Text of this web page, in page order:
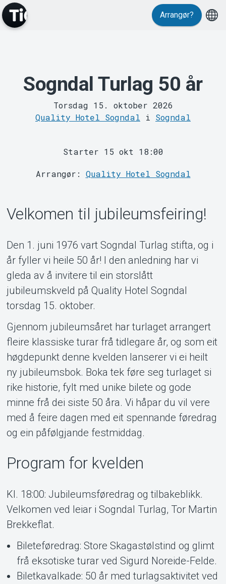
MyTickster
Support
Om Tickster
Arrangør?
Sogndal Turlag 50 år
Torsdag 15. oktober 2026
Quality Hotel Sogndal i Sogndal
Starter 15 okt 18:00
Arrangør: Quality Hotel Sogndal
Velkomen til jubileumsfeiring!
Den 1. juni 1976 vart Sogndal Turlag stifta, og i
år fyller vi heile 50 år! I den anledning har vi
gleda av å invitere til ein storslått
jubileumskveld på Quality Hotel Sogndal
torsdag 15. oktober.
Gjennom jubileumsåret har turlaget arrangert
fleire klassiske turar frå tidlegare år, og som eit
høgdepunkt denne kvelden lanserer vi ei heilt
ny jubileumsbok. Boka tek føre seg turlaget si
rike historie, fylt med unike bilete og gode
minne frå dei siste 50 åra. Vi håpar du vil vere
med å feire dagen med eit spennande føredrag
og ein påfølgjande festmiddag.
Program for kvelden
Kl. 18:00: Jubileumsføredrag og tilbakeblikk.
Velkomen ved leiar i Sogndal Turlag, Tor Martin
Brekkeflat.
Bileteføredrag: Store Skagastølstind og glimt
frå eksotiske turar ved Sigurd Noreide-Felde.
Biletkavalkade: 50 år med turlagsaktivitet ved